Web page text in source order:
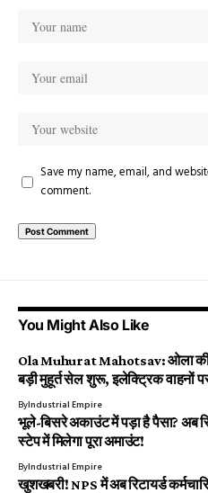
Save my name, email, and
comment.
You Might Also Like
Ola Muhurat Mahotsav: ओला की
बड़ी मुहूर्त सेल शुरू, इलेक्ट्रिक वाहनों
ByIndustrial Empire
भूले-बिसरे अकाउंट में पड़ा है पैसा? अब
स्टेप में मिलेगा पूरा अमाउंट!
ByIndustrial Empire
खुशखबरी! NPS में अब रिटायर्ड